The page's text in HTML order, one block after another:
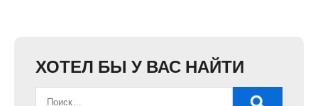
ХОТЕЛ БЫ У ВАС НАЙТИ